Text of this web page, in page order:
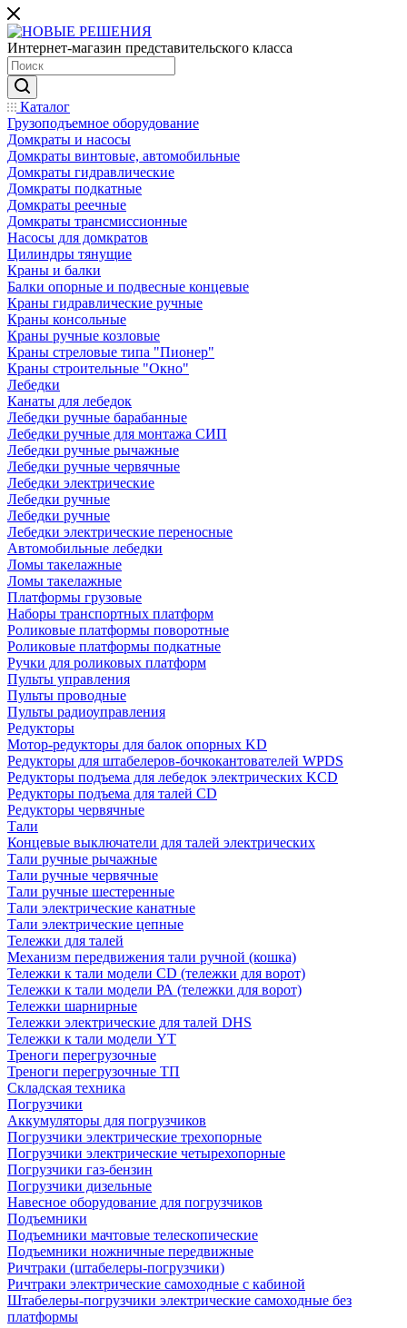
Интернет-магазин представительского класса
Каталог
Грузоподъемное оборудование
Домкраты и насосы
Домкраты винтовые, автомобильные
Домкраты гидравлические
Домкраты подкатные
Домкраты реечные
Домкраты трансмиссионные
Насосы для домкратов
Цилиндры тянущие
Краны и балки
Балки опорные и подвесные концевые
Краны гидравлические ручные
Краны консольные
Краны ручные козловые
Краны стреловые типа "Пионер"
Краны строительные "Окно"
Лебедки
Канаты для лебедок
Лебедки ручные барабанные
Лебедки ручные для монтажа СИП
Лебедки ручные рычажные
Лебедки ручные червячные
Лебедки электрические
Лебедки ручные
Лебедки ручные
Лебедки электрические переносные
Автомобильные лебедки
Ломы такелажные
Ломы такелажные
Платформы грузовые
Наборы транспортных платформ
Роликовые платформы поворотные
Роликовые платформы подкатные
Ручки для роликовых платформ
Пульты управления
Пульты проводные
Пульты радиоуправления
Редукторы
Мотор-редукторы для балок опорных KD
Редукторы для штабелеров-бочкокантователей WPDS
Редукторы подъема для лебедок электрических KCD
Редукторы подъема для талей CD
Редукторы червячные
Тали
Концевые выключатели для талей электрических
Тали ручные рычажные
Тали ручные червячные
Тали ручные шестеренные
Тали электрические канатные
Тали электрические цепные
Тележки для талей
Механизм передвижения тали ручной (кошка)
Тележки к тали модели CD (тележки для ворот)
Тележки к тали модели РА (тележки для ворот)
Тележки шарнирные
Тележки электрические для талей DHS
Тележки к тали модели YT
Треноги перегрузочные
Треноги перегрузочные ТП
Складская техника
Погрузчики
Аккумуляторы для погрузчиков
Погрузчики электрические трехопорные
Погрузчики электрические четырехопорные
Погрузчики газ-бензин
Погрузчики дизельные
Навесное оборудование для погрузчиков
Подъемники
Подъемники мачтовые телескопические
Подъемники ножничные передвижные
Ричтраки (штабелеры-погрузчики)
Ричтраки электрические самоходные с кабиной
Штабелеры-погрузчики электрические самоходные без
платформы